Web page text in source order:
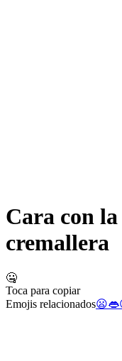
Cara con
cremallera
🤐
Toca para copiar
Emojis relacionados😦👄